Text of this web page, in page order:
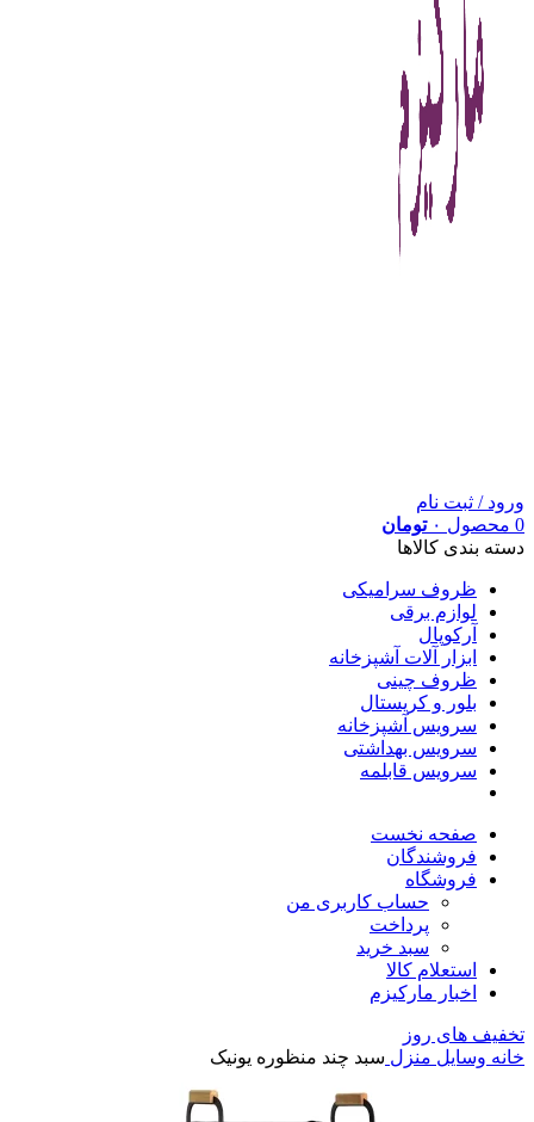
ورود / ثبت نام
0 محصول ۰ تومان
دسته بندی کالاها
ظروف سرامیکی
لوازم برقی
آرکوپال
ابزار آلات آشپزخانه
ظروف چینی
بلور و کریستال
سرویس آشپزخانه
سرویس بهداشتی
سرویس قابلمه
صفحه نخست
فروشندگان
فروشگاه
حساب کاربری من
پرداخت
سبد خرید
استعلام کالا
اخبار مارکیزم
تخفیف های روز
خانه وسایل منزل سبد چند منظوره یونیک